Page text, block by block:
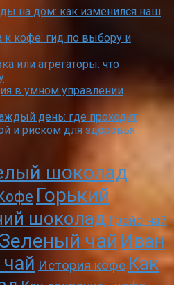
на дом: как изменился наш
к кофе: гид по выбору и
или агрегаторы: что
в умном управлении
день: где проходит
и риском для здоровья
шоколад
Горький
шоколад Грейс чай
Зеленый чай Иван
История кофе Как